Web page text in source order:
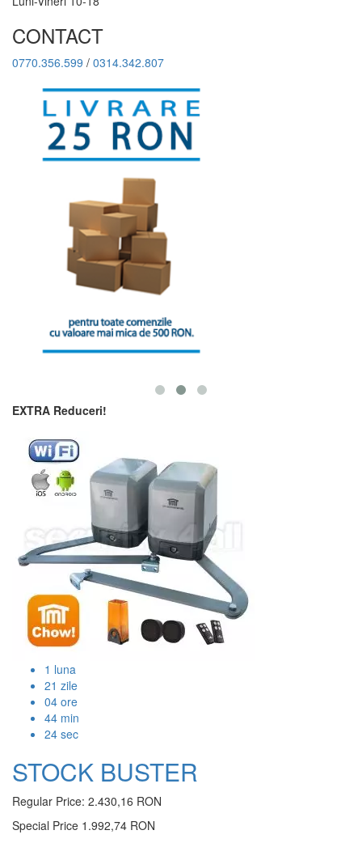
CONTACT
0770.356.599 / 0314.342.807
EXTRA Reduceri!
1 luna
21 zile
04 ore
44 min
23 sec
STOCK BUSTER
Regular Price: 2.430,16 RON
Special Price 1.992,74 RON